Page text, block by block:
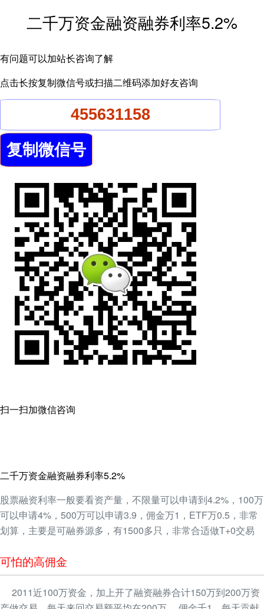
二千万资金融资融券利率5.2%
有问题可以加站长咨询了解
点击长按复制微信号或扫描二维码添加好友咨询
扫一扫加微信咨询
二千万资金融资融券利率5.2%
股票融资利率一般要看资产量，不限量可以申请到4.2%，100万
可以申请4%，500万可以申请3.9，佣金万1，ETF万0.5，非常
划算，主要是可融券源多，有1500多只，非常合适做T+0交易
可怕的高佣金
2011近100万资金，加上开了融资融券合计150万到200万资